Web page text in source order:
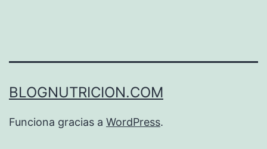
BLOGNUTRICION.COM
Funciona gracias a WordPress.